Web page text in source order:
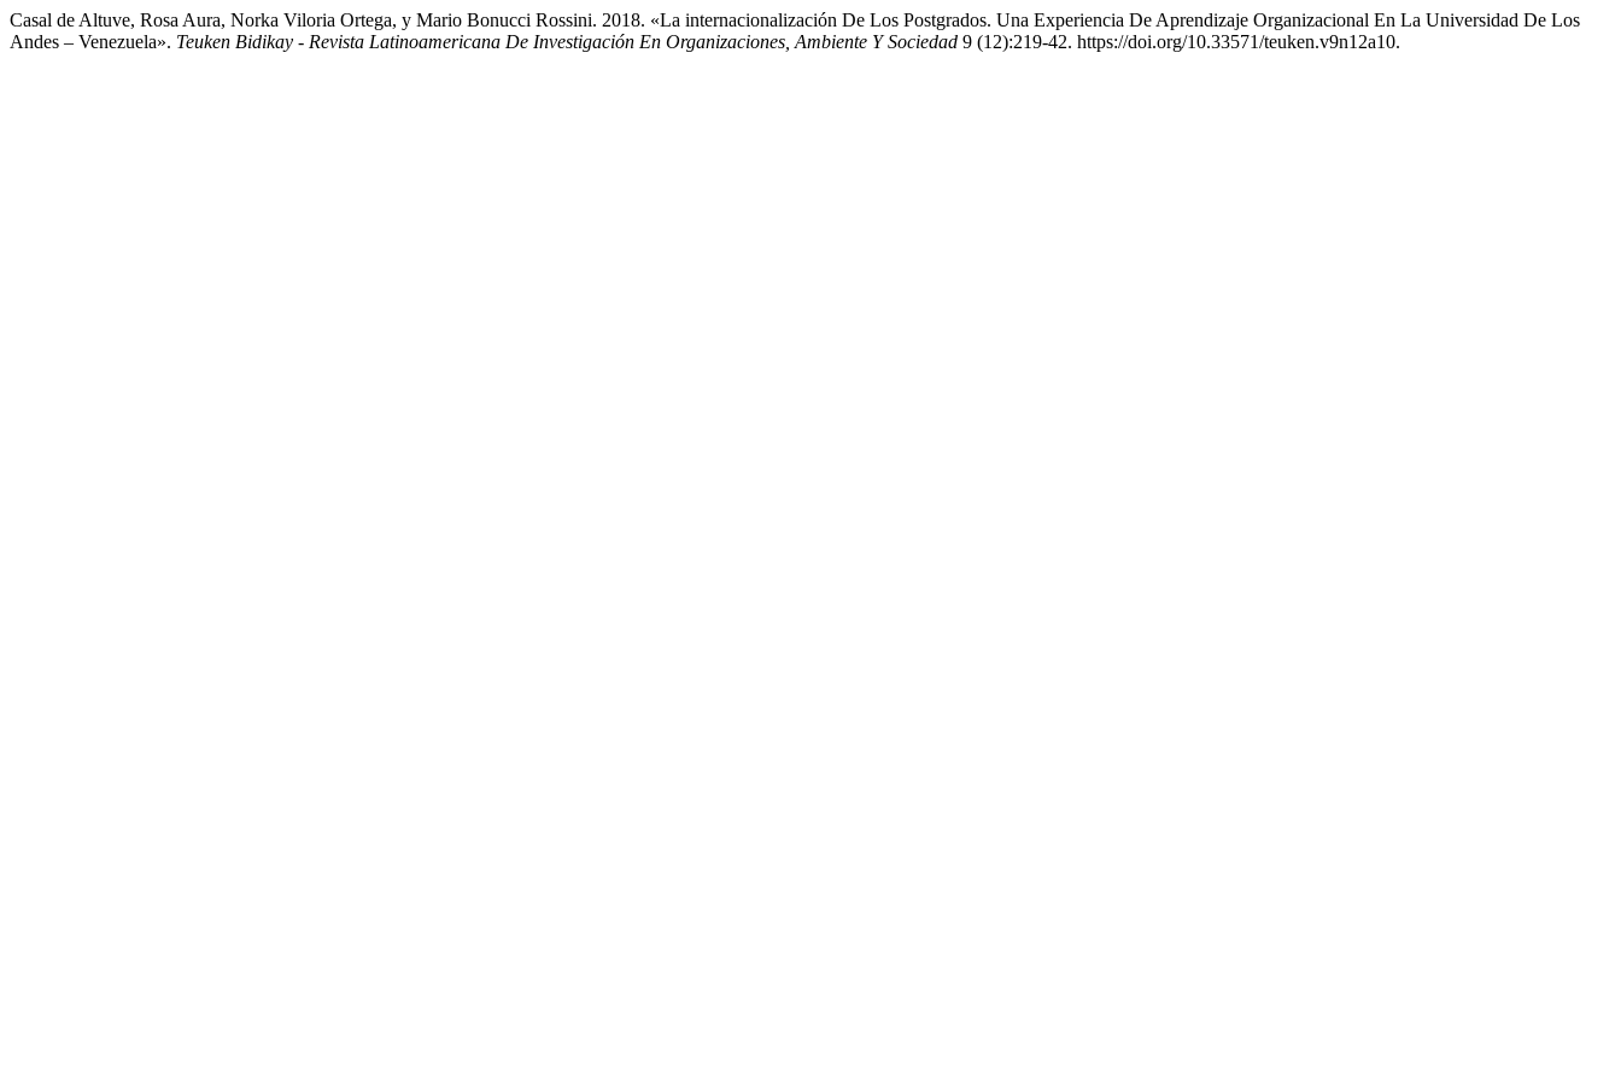
Casal de Altuve, Rosa Aura, Norka Viloria Ortega, y Mario Bonucci Rossini. 2018. «La internacionalización De Los Postgrados. Una Experiencia De Aprendizaje Organizacional En La Universidad De Los
Andes – Venezuela». Teuken Bidikay - Revista Latinoamericana De Investigación En Organizaciones, Ambiente Y Sociedad 9 (12):219-42. https://doi.org/10.33571/teuken.v9n12a10.